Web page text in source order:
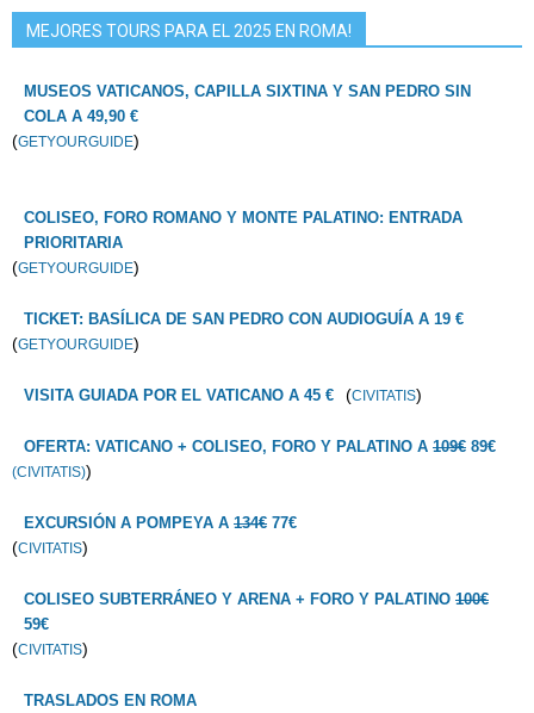
MEJORES TOURS PARA EL 2025 EN ROMA!
MUSEOS VATICANOS, CAPILLA SIXTINA Y SAN PEDRO SIN
COLA A 49,90 €
(GETYOURGUIDE)
COLISEO, FORO ROMANO Y MONTE PALATINO: ENTRADA
PRIORITARIA
(GETYOURGUIDE)
TICKET: BASÍLICA DE SAN PEDRO CON AUDIOGUÍA A 19 €
(GETYOURGUIDE)
VISITA GUIADA POR EL VATICANO A 45 € (CIVITATIS)
OFERTA: VATICANO + COLISEO, FORO Y PALATINO A 109€ 89€
(CIVITATIS))
EXCURSIÓN A POMPEYA A 134€ 77€
(CIVITATIS)
COLISEO SUBTERRÁNEO Y ARENA + FORO Y PALATINO 100€
59€
(CIVITATIS)
TRASLADOS EN ROMA